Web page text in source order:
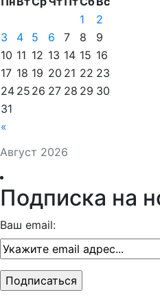
Август 2026
«
1
2
3
4 5 6 7 8
9
10 11 12 13 14 15 16
17 18 19 20 21 22 23
24 25 26 27 28 29 30
31
Подписка на
Ваш email: